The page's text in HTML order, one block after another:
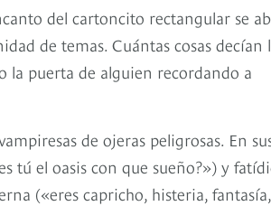
del cartoncito rectangular se
de temas. Cuántas cosas decían
la puerta de alguien recordando a
de ojeras peligrosas. En
tú el oasis con que sueño?») y
(«eres capricho, histeria, fantasía,